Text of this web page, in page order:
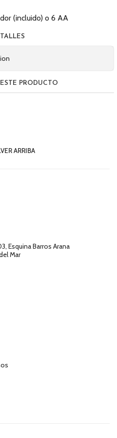
(incluido) o 6 AA
PRODUCTO
ARRIBA
Esquina Barros Arana
Mar